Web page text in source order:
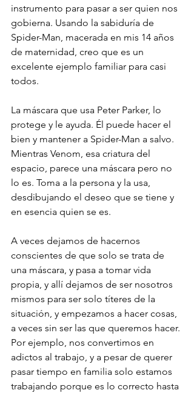
instrumento para pasar a ser quien nos
gobierna. Usando la sabiduría de
Spider-Man, macerada en mis 14 años
de maternidad, creo que es un
excelente ejemplo familiar para casi
todos.
La máscara que usa Peter Parker, lo
protege y le ayuda. Él puede hacer el
bien y mantener a Spider-Man a salvo.
Mientras Venom, esa criatura del
espacio, parece una máscara pero no
lo es. Toma a la persona y la usa,
desdibujando el deseo que se tiene y
en esencia quien se es.
A veces dejamos de hacernos
conscientes de que solo se trata de
una máscara, y pasa a tomar vida
propia, y allí dejamos de ser nosotros
mismos para ser solo títeres de la
situación, y empezamos a hacer cosas,
a veces sin ser las que queremos hacer.
Por ejemplo, nos convertimos en
adictos al trabajo, y a pesar de querer
pasar tiempo en familia solo estamos
trabajando porque es lo correcto hasta